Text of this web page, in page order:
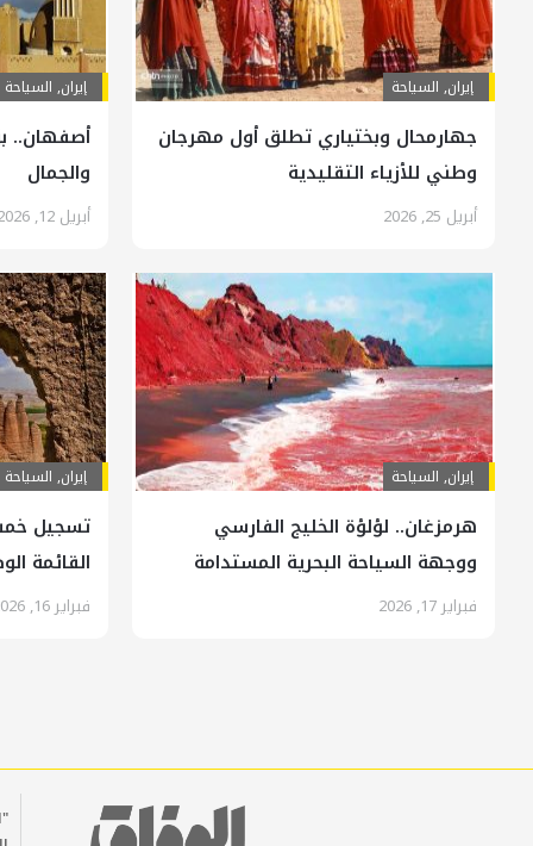
إيران, السياحة
جهارمحال وبختياري تطلق أول مهرجان
وطني للأزياء التقليدية
أبريل 25, 2026
إيران, السياحة
أصفهان..
والجمال
أبريل 12, 2026
إيران, السياحة
هرمزغان.. لؤلؤة الخليج الفارسي
ووجهة السياحة البحرية المستدامة
فبراير 17, 2026
إيران, السياحة
تسجيل
القائمة
فبراير 16, 2026